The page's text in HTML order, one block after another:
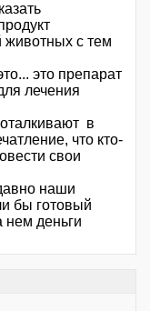
животных с тем
это препарат
лечения
в
что кто-
свои
наши
бы готовый
нем деньги